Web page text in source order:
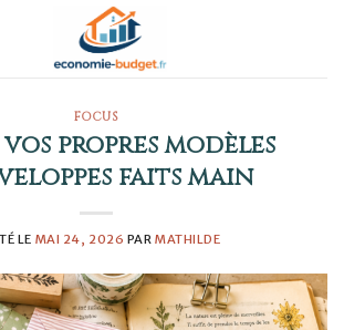
FOCUS
propres modèles
faits main
LE MAI 24, 2026 PARMATHILDE